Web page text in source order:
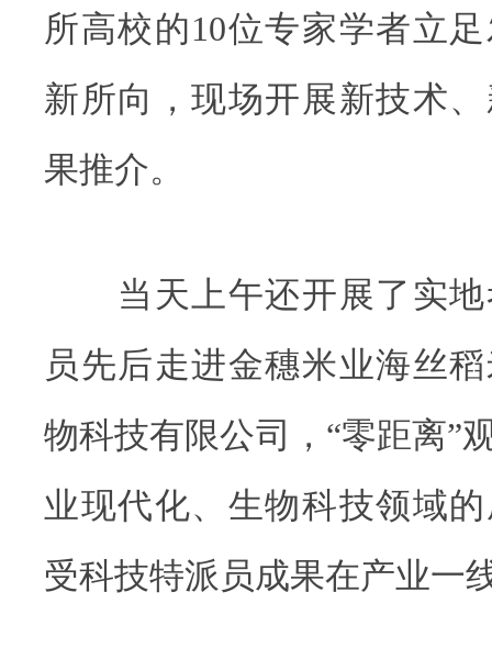
所高校的10位专家学者立
新所向，现场开展新技术
果推介。
当天上午还开展了实地
员先后走进金穗米业海丝
物科技有限公司，“零距离”
业现代化、生物科技领域
受科技特派员成果在产业一